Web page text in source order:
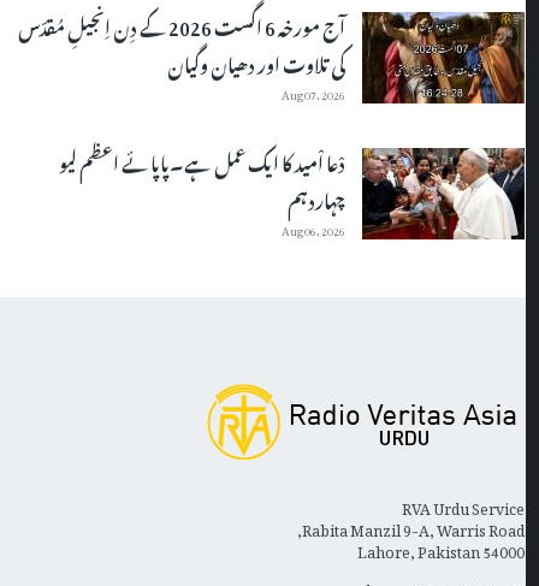
آج مورخہ 6 اگست 2026 کے دِن اِنجیلِ مُقدّس
کی تلاوت اور دھیان وگیان
Aug 07, 2026
دْعا اْمید کا ایک عمل ہے۔پاپائے اعظم لیو
چہاردہم
Aug 06, 2026
RVA Urdu Service
Rabita Manzil 9-A, Warris Road,
Lahore, Pakistan 54000